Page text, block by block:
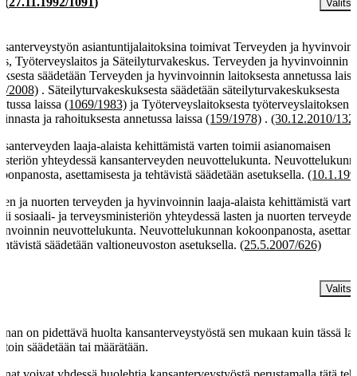
asiantuntijalaitoksina toimivat Terveyden ja
Työterveyslaitos ja Säteilyturvakeskus. Terveyden ja hyvinvoinnin
säädetään Terveyden ja hyvinvoinnin laitoksesta annetussa
2008) . Säteilyturvakeskuksesta säädetään säteilyturvakeskuksesta
laissa (1069/1983) ja Työterveyslaitoksesta työterveyslaitoksen
ja rahoituksesta annetussa laissa (159/1978) . (30.12.2010/
laaja-alaista kehittämistä varten toimii asianomaisen
yhteydessä kansanterveyden neuvottelukunta.
asettamisesta ja tehtävistä säädetään asetuksella.
ja nuorten terveyden ja hyvinvoinnin laaja-alaista kehittämistä
sosiaali- ja terveysministeriön yhteydessä lasten ja nuorten
neuvottelukunta. Neuvottelukunnan kokoonpanosta,
säädetään valtioneuvoston asetuksella. (25.5.2007/626)
on pidettävä huolta kansanterveystyöstä sen mukaan kuin tässä
säädetään tai määrätään.